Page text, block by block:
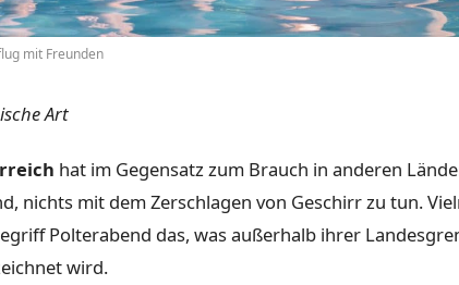
mit Freunden
Art
hat im Gegensatz zum Brauch in anderen
nichts mit dem Zerschlagen von Geschirr zu tun.
Polterabend das, was außerhalb ihrer
wird.